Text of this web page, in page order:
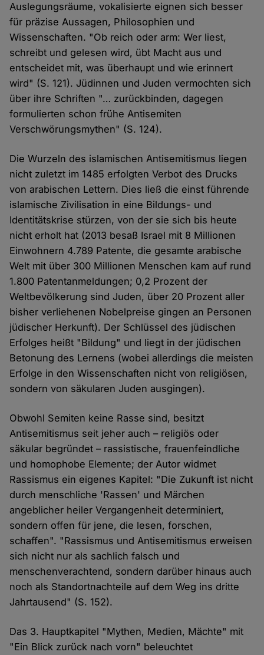
Auslegungsräume, vokalisierte eignen sich besser
für präzise Aussagen, Philosophien und
Wissenschaften. "Ob reich oder arm: Wer liest,
schreibt und gelesen wird, übt Macht aus und
entscheidet mit, was überhaupt und wie erinnert
wird" (S. 121). Jüdinnen und Juden vermochten sich
über ihre Schriften "… zurückbinden, dagegen
formulierten schon frühe Antisemiten
Verschwörungsmythen" (S. 124).
Die Wurzeln des islamischen Antisemitismus liegen
nicht zuletzt im 1485 erfolgten Verbot des Drucks
von arabischen Lettern. Dies ließ die einst führende
islamische Zivilisation in eine Bildungs- und
Identitätskrise stürzen, von der sie sich bis heute
nicht erholt hat (2013 besaß Israel mit 8 Millionen
Einwohnern 4.789 Patente, die gesamte arabische
Welt mit über 300 Millionen Menschen kam auf rund
1.800 Patentanmeldungen; 0,2 Prozent der
Weltbevölkerung sind Juden, über 20 Prozent aller
bisher verliehenen Nobelpreise gingen an Personen
jüdischer Herkunft). Der Schlüssel des jüdischen
Erfolges heißt "Bildung" und liegt in der jüdischen
Betonung des Lernens (wobei allerdings die meisten
Erfolge in den Wissenschaften nicht von religiösen,
sondern von säkularen Juden ausgingen).
Obwohl Semiten keine Rasse sind, besitzt
Antisemitismus seit jeher auch – religiös oder
säkular begründet – rassistische, frauenfeindliche
und homophobe Elemente; der Autor widmet
Rassismus ein eigenes Kapitel: "Die Zukunft ist nicht
durch menschliche 'Rassen' und Märchen
angeblicher heiler Vergangenheit determiniert,
sondern offen für jene, die lesen, forschen,
schaffen". "Rassismus und Antisemitismus erweisen
sich nicht nur als sachlich falsch und
menschenverachtend, sondern darüber hinaus auch
noch als Standortnachteile auf dem Weg ins dritte
Jahrtausend" (S. 152).
Das 3. Hauptkapitel "Mythen, Medien, Mächte" mit
"Ein Blick zurück nach vorn" beleuchtet